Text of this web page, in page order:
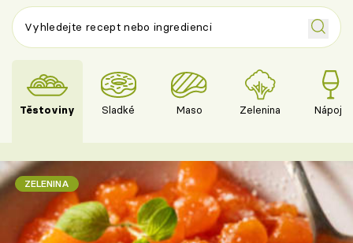
Těstoviny Sladké Maso Zelenina Nápoje
ZELENINA